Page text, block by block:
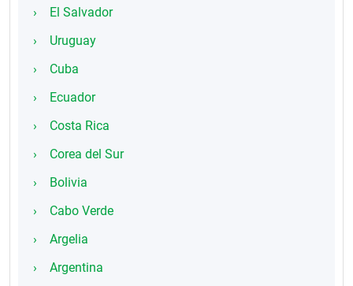
El Salvador
Uruguay
Cuba
Ecuador
Costa Rica
Corea del Sur
Bolivia
Cabo Verde
Argelia
Argentina